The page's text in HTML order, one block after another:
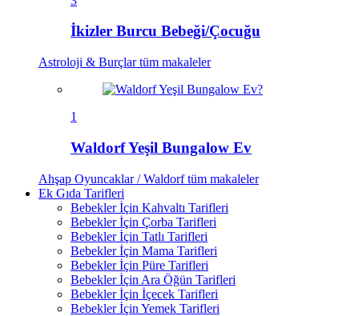
İkizler Burcu Bebeği/Çocuğu
Astroloji & Burçlartüm makaleler
1
Waldorf Yeşil Bungalow Ev
Ahşap Oyuncaklar / Waldorftüm makaleler
Ek Gıda Tarifleri
Bebekler İçin Kahvaltı Tarifleri
Bebekler İçin Çorba Tarifleri
Bebekler İçin Tatlı Tarifleri
Bebekler İçin Mama Tarifleri
Bebekler İçin Püre Tarifleri
Bebekler İçin Ara Öğün Tarifleri
Bebekler İçin İçecek Tarifleri
Bebekler İçin Yemek Tarifleri